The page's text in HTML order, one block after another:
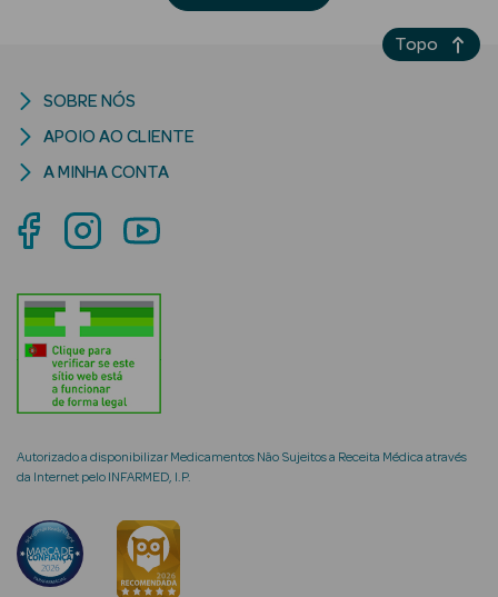
Olhos
Anti-
envelhecimento
Limpeza Facial
Esfoliantes
Máscaras
Faciais
Lábios
Coffrets
Autorizado a disponibilizar Medicamentos Não Sujeitos a Receita Médica através
da Internet pelo INFARMED, I.P.
SOBRE NÓS
APOIO AO CLIENTE
A MINHA CONTA
Topo